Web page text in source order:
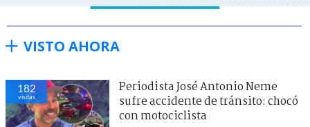
VISTO AHORA
182
visitas
Periodista José Antonio Neme
sufre accidente de tránsito: chocó
con motociclista